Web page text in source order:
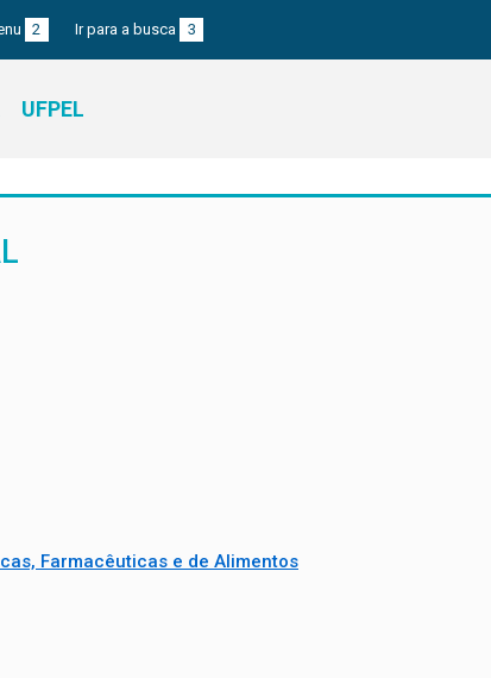
2 Ir para a busca 3
UFPEL
Farmacêuticas e de Alimentos